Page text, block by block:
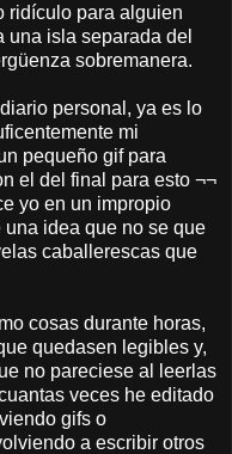
ridículo para alguien
una isla separada del
sobremanera.
personal, ya es lo
mi
pequeño gif para
el del final para esto ¬¬
yo en un impropio
idea que no se que
caballerescas que
cosas durante horas,
quedasen legibles y,
no pareciese al leerlas
veces he editado
gifs o
a escribir otros